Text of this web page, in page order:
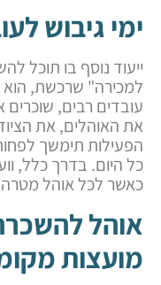
ימי גיבוש
ייעוד נוסף בו תוכל
למכירה" שרכשת, הוא
עובדים רבים, שוכרים
את האוהלים, את
הפעילות תימשך
כל היום. בדרך כלל,
כאשר לכל אוהל מטרה
אוהל
מועצות